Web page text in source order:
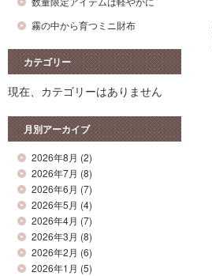
霧の中から育つミニ財布
カテゴリー
現在、カテゴリーはありません
月別アーカイブ
2026年8月 (2)
2026年7月 (8)
2026年6月 (7)
2026年5月 (4)
2026年4月 (7)
2026年3月 (8)
2026年2月 (6)
2026年1月 (5)